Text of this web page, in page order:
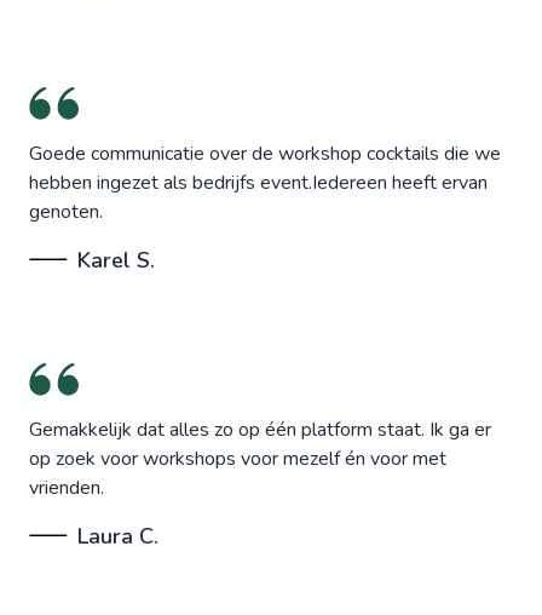
Goede communicatie over de workshop cocktails die we
hebben ingezet als bedrijfs event.Iedereen heeft ervan
genoten.
Karel S.
Gemakkelijk dat alles zo op één platform staat. Ik ga er
op zoek voor workshops voor mezelf én voor met
vrienden.
Laura C.